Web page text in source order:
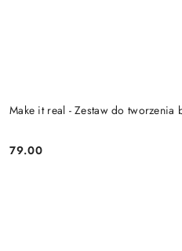
Make it real - Zestaw do tworzenia
Cena:
79.00